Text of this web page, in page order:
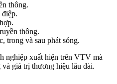
thông.
thông.
trong và sau phát sóng.
nghiệp xuất hiện trên VTV mà
giá trị thương hiệu lâu dài.